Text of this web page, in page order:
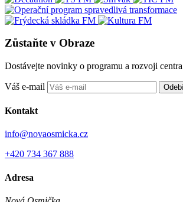
Zůstaňte v Obraze
Dostávejte novinky o programu a rozvoji
Váš e-mail
Kontakt
info@novaosmicka.cz
+420 734 367 888
Adresa